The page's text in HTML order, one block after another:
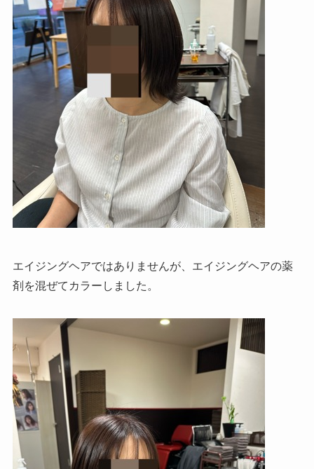
エイジングヘアではありませんが、エイジングヘアの薬
剤を混ぜてカラーしました。